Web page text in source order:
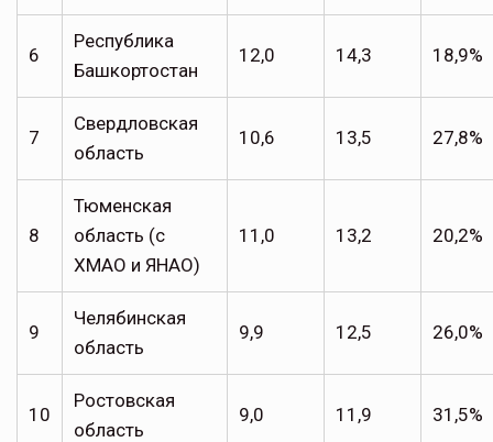
6
Республика
Башкортостан
12,0 14,3 18,9%
7
Свердловская
область
10,6 13,5 27,8%
8
Тюменская
область (с
ХМАО и ЯНАО)
11,0 13,2 20,2%
9
Челябинская
область
9,9 12,5 26,0%
10
Ростовская
область
9,0 11,9 31,5%